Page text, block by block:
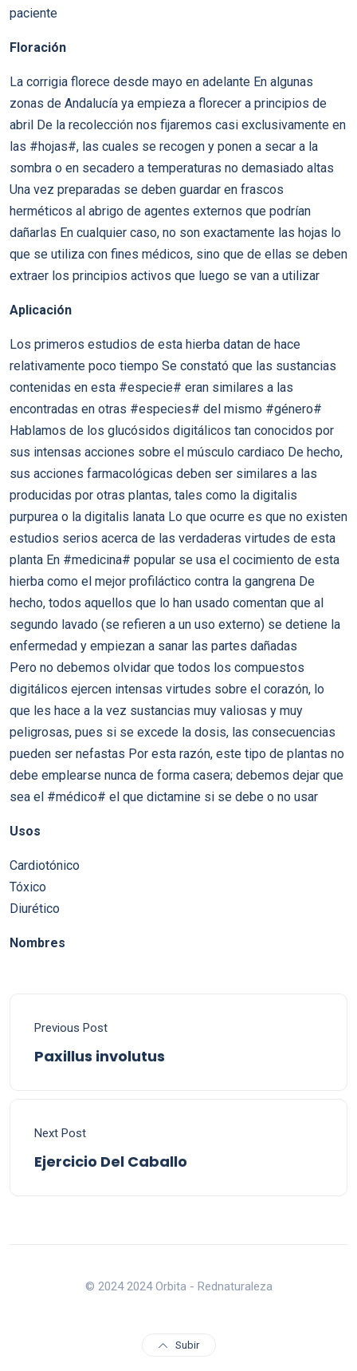
paciente
Floración
La corrigia florece desde mayo en adelante En algunas
zonas de Andalucía ya empieza a florecer a principios de
abril De la recolección nos fijaremos casi exclusivamente en
las #hojas#, las cuales se recogen y ponen a secar a la
sombra o en secadero a temperaturas no demasiado altas
Una vez preparadas se deben guardar en frascos
herméticos al abrigo de agentes externos que podrían
dañarlas En cualquier caso, no son exactamente las hojas lo
que se utiliza con fines médicos, sino que de ellas se deben
extraer los principios activos que luego se van a utilizar
Aplicación
Los primeros estudios de esta hierba datan de hace
relativamente poco tiempo Se constató que las sustancias
contenidas en esta #especie# eran similares a las
encontradas en otras #especies# del mismo #género#
Hablamos de los glucósidos digitálicos tan conocidos por
sus intensas acciones sobre el músculo cardiaco De hecho,
sus acciones farmacológicas deben ser similares a las
producidas por otras plantas, tales como la digitalis
purpurea o la digitalis lanata Lo que ocurre es que no existen
estudios serios acerca de las verdaderas virtudes de esta
planta En #medicina# popular se usa el cocimiento de esta
hierba como el mejor profiláctico contra la gangrena De
hecho, todos aquellos que lo han usado comentan que al
segundo lavado (se refieren a un uso externo) se detiene la
enfermedad y empiezan a sanar las partes dañadas
Pero no debemos olvidar que todos los compuestos
digitálicos ejercen intensas virtudes sobre el corazón, lo
que les hace a la vez sustancias muy valiosas y muy
peligrosas, pues si se excede la dosis, las consecuencias
pueden ser nefastas Por esta razón, este tipo de plantas no
debe emplearse nunca de forma casera; debemos dejar que
sea el #médico# el que dictamine si se debe o no usar
Usos
Cardiotónico
Tóxico
Diurético
Nombres
Previous Post
Paxillus involutus
Next Post
Ejercicio Del Caballo
© 2024 2024 Orbita - Rednaturaleza
Subir